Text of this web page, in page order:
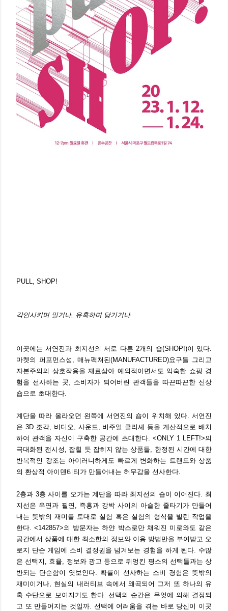
PULL, SHOP!
각인시키며 밀거나, 유혹하며 당기거나
이곳에는 서연진과 최지선의 서로 다른 2개의 숍(SHOP!)이 있다.
마켓의 퍼포먼스성, 매뉴팩쳐된(MANUFACTURED)요구들 그리고
자본주의의 상호작용을 재료삼아 예외적이면서도 익숙한 쇼핑 경
험을 선사하는 곳, 소비자가 되어버린 관객들을 따끈따끈한 신상
숍으로 초대한다.
계단을 따라 올라오면 왼쪽에 서연진의 숍이 위치해 있다. 서연진
은 3D 조각, 비디오, 사운드, 비주얼 클리셰 등을 계산적으로 배치
하여 관객을 자신이 구축한 공간에 초대한다. <ONLY 1 LEFT!>의
극대화된 전시성, 잡힐 듯 잡히지 않는 상품들, 한정된 시간에 대한
반복적인 강조는 아이러니하게도 빠르게 변화하는 트랜드와 상품
의 환상적 아이덴티티가 만들어내는 허무감을 선사한다.
2층과 3층 사이를 오가는 계단을 따라 최지선의 숍이 이어진다. 최
지선은 우연과 필연, 즉흥과 강박 사이의 아슬한 줄타기가 만들어
내는 뜻밖의 재미를 토대로 실험 혹은 실험의 형식을 빌린 작업을
한다. <142857>의 방문자는 하얀 박스로만 채워진 미로와도 같은
공간에서 상품에 대한 최소한의 정보와 이용 방법만을 부여받고 오
로지 단순 게임에 소비 결정권을 넘겨보는 경험을 하게 된다. 수많
은 선택지, 효율, 정보와 광고 등으로 뒤엉킨 평소의 선택들과는 상
반되는 단순함이 엿보인다. 확률이 선사하는 소비 경험은 뜻밖의
재미이거나, 현실의 내러티브 속에서 왜곡되어 그저 또 하나의 유
혹 수단으로 보여지기도 한다. 선택의 순간은 무엇에 의해 결정되
고 또 만들어지는 것일까. 선택에 어려움을 겪는 바로 당신이 이곳